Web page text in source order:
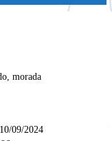
morada
10/09/2024